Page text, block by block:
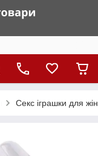
Секс іграшки для